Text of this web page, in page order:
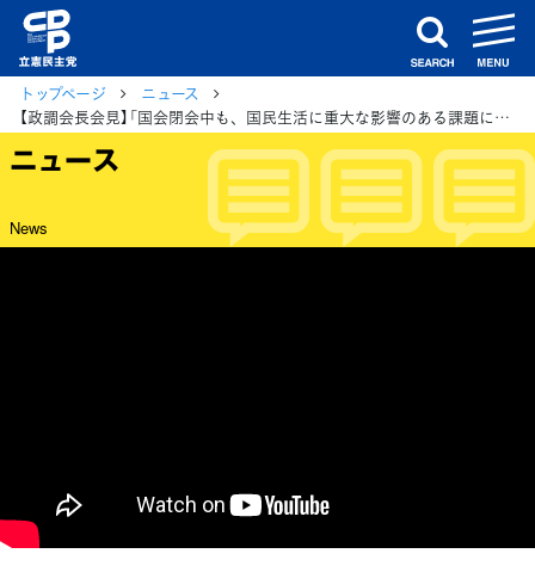
search
トップページ
ニュース
【政調会長会見】「国会閉会中も、国民生活に重大な影響のある課題について取り組みを進める」
ニュース
News